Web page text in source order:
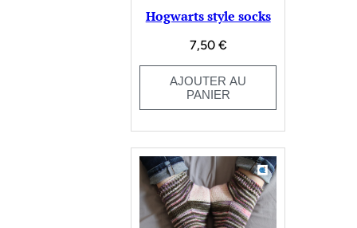
Hogwarts style socks
7,50 €
AJOUTER AU
PANIER